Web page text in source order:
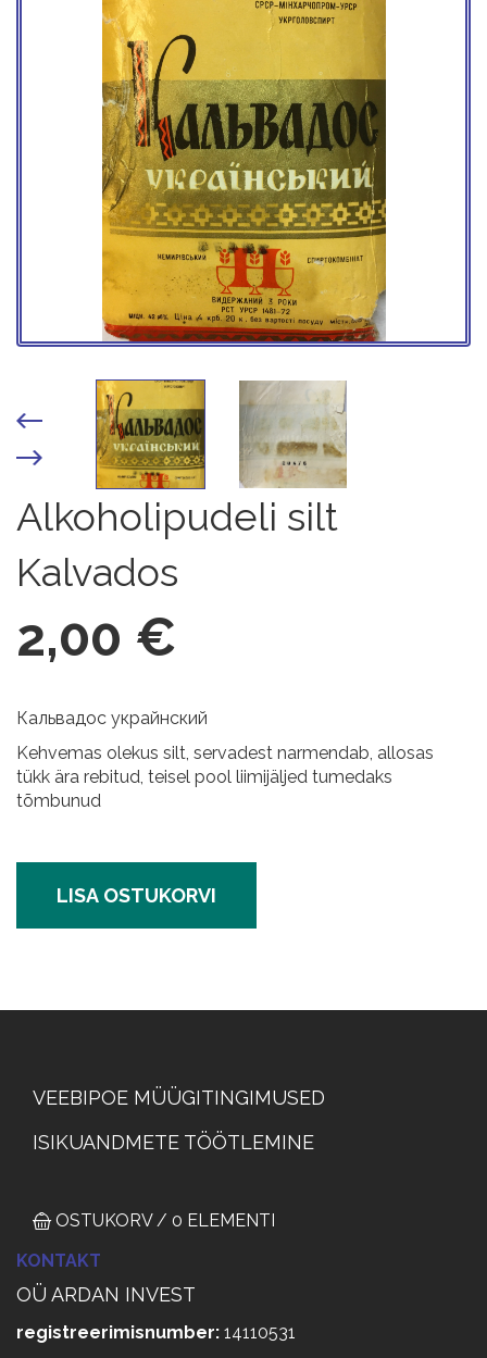
Alkoholipudeli silt
Kalvados
2,00 €
Кальвадос украйнский
Kehvemas olekus silt, servadest narmendab, allosas
tükk ära rebitud, teisel pool liimijäljed tumedaks
tõmbunud
LISA OSTUKORVI
MÜÜGITINGIMUSED
VEEBIPOE MÜÜGITINGIMUSED
ISIKUANDMETE TÖÖTLEMINE
OSTUKORV / 0 ELEMENTI
KONTAKT
OÜ ARDAN INVEST
registreerimisnumber: 14110531